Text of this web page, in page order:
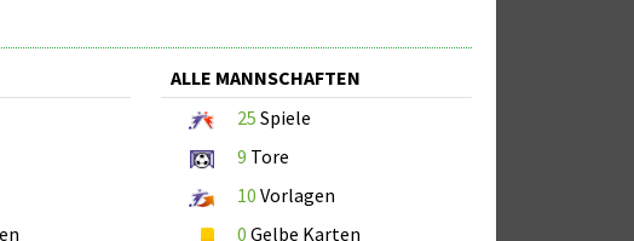
ALLE MANNSCHAFTEN
25 Spiele
9 Tore
10 Vorlagen
0 Gelbe Karten